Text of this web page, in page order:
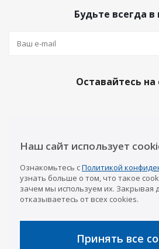
Будьте всегда в
Оставайтесь на
Наши
Казань
8 (843) 207-03-08
Уфа
8 (347) 258-84-87
8 (8352) 38-88-37
Наш сайт использует
Ознакомьтесь сПолитикой
узнать больше о том, что такое
зачем мы используем их. Закрывая
отказываетесь от всех cookies.
Принять все